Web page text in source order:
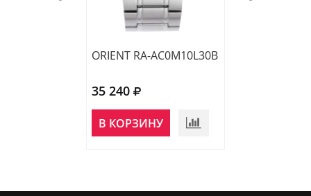
ORIENT RA-AC0M10L30B
35 240
В КОРЗИНУ